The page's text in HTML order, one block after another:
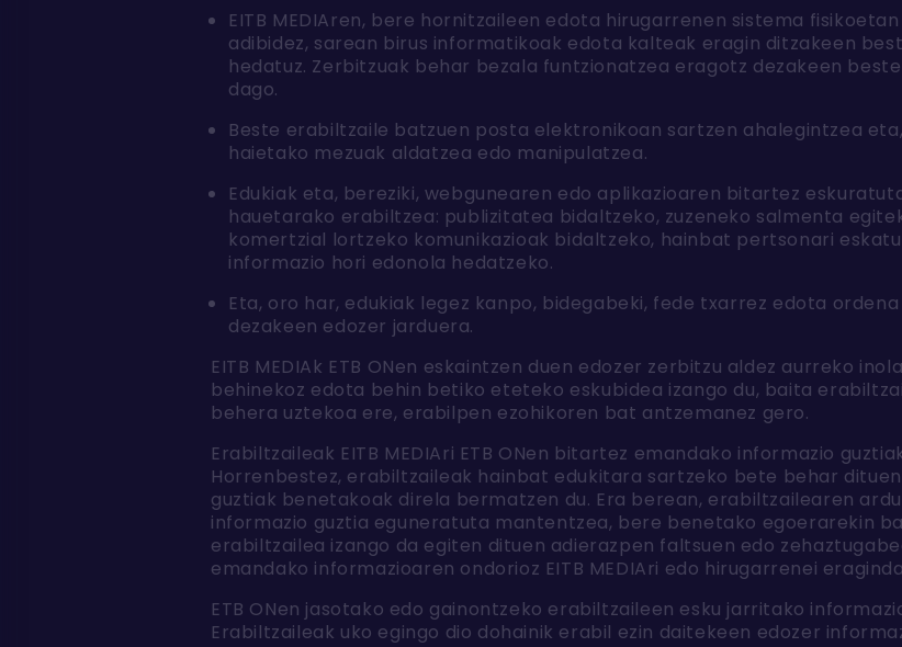
EITB MEDIAren, bere hornitzaileen edota hirugarrenen sistema
adibidez, sarean birus informatikoak edota kalteak eragin ditzakeen
hedatuz. Zerbitzuak behar bezala funtzionatzea eragotz dezakeen
dago.
Beste erabiltzaile batzuen posta elektronikoan sartzen ahalegintzea
haietako mezuak aldatzea edo manipulatzea.
Edukiak eta, bereziki, webgunearen edo aplikazioaren bitartez
hauetarako erabiltzea: publizitatea bidaltzeko, zuzeneko salmenta
komertzial lortzeko komunikazioak bidaltzeko, hainbat pertsonari
informazio hori edonola hedatzeko.
Eta, oro har, edukiak legez kanpo, bidegabeki, fede txarrez edota
dezakeen edozer jarduera.
EITB MEDIAk ETB ONen eskaintzen duen edozer zerbitzu aldez aurreko
behinekoz edota behin betiko eteteko eskubidea izango du, baita
behera uztekoa ere, erabilpen ezohikoren bat antzemanez gero.
Erabiltzaileak EITB MEDIAri ETB ONen bitartez emandako informazio
Horrenbestez, erabiltzaileak hainbat edukitara sartzeko bete behar
guztiak benetakoak direla bermatzen du. Era berean, erabiltzailearen
informazio guztia eguneratuta mantentzea, bere benetako egoerarekin
erabiltzailea izango da egiten dituen adierazpen faltsuen edo
emandako informazioaren ondorioz EITB MEDIAri edo hirugarrenei
ETB ONen jasotako edo gainontzeko erabiltzaileen esku jarritako
Erabiltzaileak uko egingo dio dohainik erabil ezin daitekeen edozer